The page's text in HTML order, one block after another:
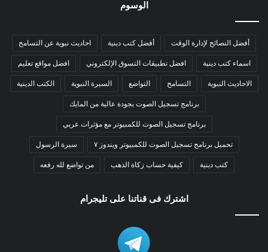
الوسوم
أفضل النصائح لإدارة الوقت أفضل كتب دينية احاديث نبوية عن التسامح
اسماء كتب دينية افضل تطبيقات التسوق الإلكتروني افضل مواقع تعليم
الاحاديث النبوية التسامح التواضع السيرة النبوية الكتب الدينية
برنامج تسجيل الصوت بجودة عالية من المايك
برنامج تسجيل الصوت للكمبيوتر مع مؤثرات عربي
تحميل برنامج تسجيل الصوت للكمبيوتر ويندوز ٧ سيرة الرسول
كتب دينية كيفية حساب زكاة الذهب من تواضع لله رفعه
اشترك فى قناتنا على تليجرام